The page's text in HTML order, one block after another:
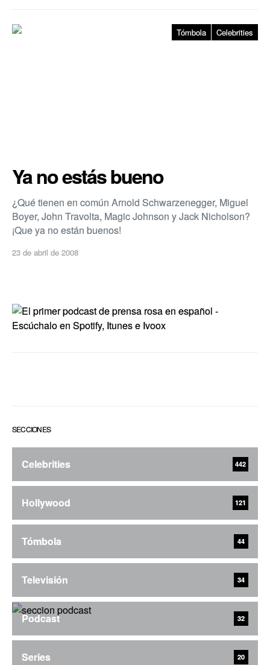
Tómbola Celebrities
Ya no estás bueno
¿Qué tienen en común Arnold Schwarzenegger, Miguel
Boyer, John Travolta, Magic Johnson y Jack Nicholson?
¡Que ya no están buenos!
23 de abril de 2008
SECCIONES
Celebrities 442
Hollywood 121
Tómbola 44
Televisión 34
Podcast 32
Series 20